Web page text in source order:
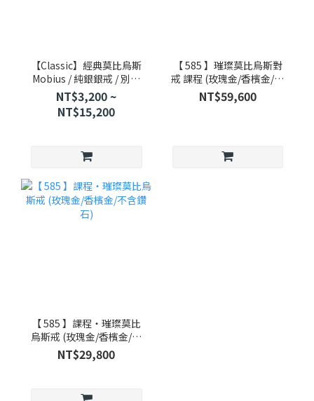
【Classic】經典莫比烏斯
Mobius / 純銀銀戒 / 別注
提供迷人手製服務
NT$3,200 ~
NT$15,200
【 585 】璀璨莫比烏斯對
戒 課程 (玫瑰金/香檳金/不
含鑽石)
NT$59,600
【 585 】課程・璀璨莫比
烏斯戒 (玫瑰金/香檳金/不
含鑽石)
NT$29,800